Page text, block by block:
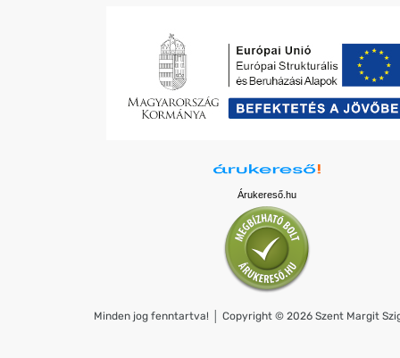
Árukereső.hu
Minden jog fenntartva! │ Copyright © 2026 Szent Margit